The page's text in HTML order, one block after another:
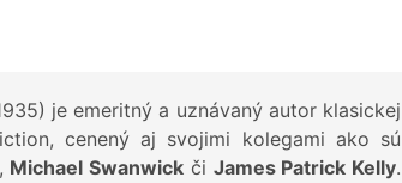
je emeritný a uznávaný autor klasickej
cenený aj svojimi kolegami ako sú
, Michael Swanwick či James Patrick Kelly.